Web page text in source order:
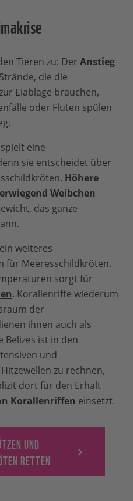
Tieren zu: Der Anstieg
die die
Eiablage brauchen,
oder Fluten spülen
spielt eine
sie entscheidet über
Höhere
Weibchen
das ganze
weiteres
für Meeresschildkröten.
sorgt für
. Korallenriffe wiederum
der
ihnen auch als
Belizes ist in den
und
zu rechnen,
dort für den Erhalt
Korallenriffen einsetzt.
UND
RETTEN